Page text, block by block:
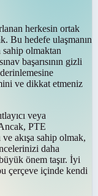
herkesin ortak
Bu hedefe ulaşmanın
olmaktan
başarısının gizli
ve dikkat etmeniz
veya
PTE
akışa sahip olmak,
daha
önem taşır. İyi
çerçeve içinde kendi